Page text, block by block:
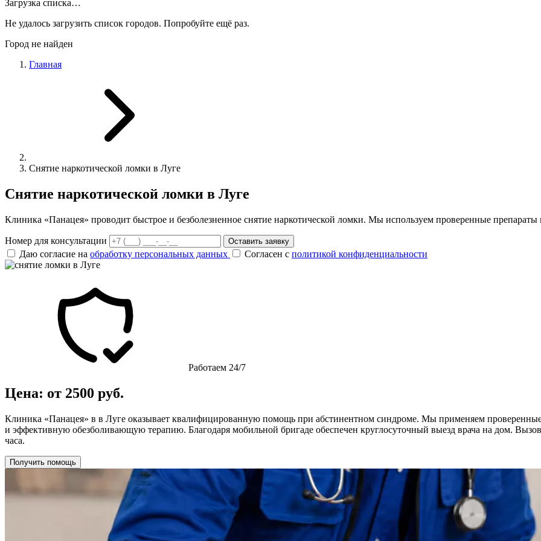
Загрузка списка…
Не удалось загрузить список городов. Попробуйте ещё раз.
Город не найден
Главная
Снятие наркотической ломки в Луге
Снятие наркотической ломки в Луге
Клиника «Панацея» проводит быстрое и безболезненное снятие наркотической ломки. Мы используем проверенные
Номер для консультации Оставить заявку
Даю согласие на обработку персональных данных Согласен с политикой конфиденциальности
Работаем 24/7
Цена: от 2500 руб.
Клиника «Панацея» в в Луге оказывает квалифицированную помощь при абстинентном синдроме. Мы применяем
и эффективную обезболивающую терапию. Благодаря мобильной бригаде обеспечен круглосуточный выезд врача на дом.
часа.
Получить помощь